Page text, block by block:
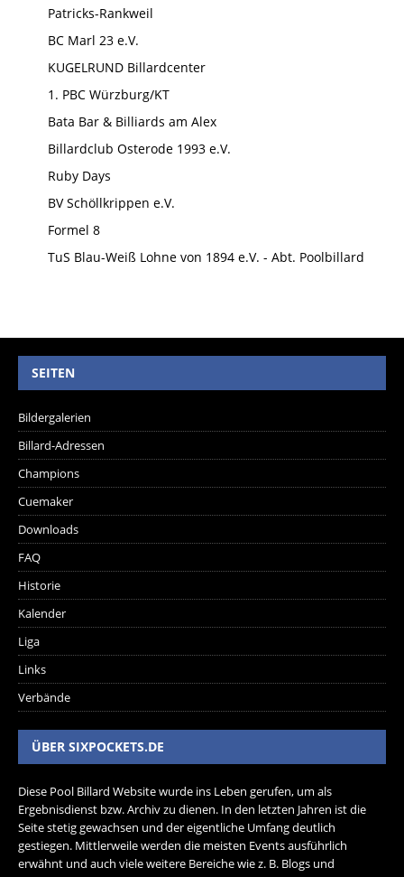
Patricks-Rankweil
BC Marl 23 e.V.
KUGELRUND Billardcenter
1. PBC Würzburg/KT
Bata Bar & Billiards am Alex
Billardclub Osterode 1993 e.V.
Ruby Days
BV Schöllkrippen e.V.
Formel 8
TuS Blau-Weiß Lohne von 1894 e.V. - Abt. Poolbillard
SEITEN
Bildergalerien
Billard-Adressen
Champions
Cuemaker
Downloads
FAQ
Historie
Kalender
Liga
Links
Verbände
ÜBER SIXPOCKETS.DE
Diese Pool Billard Website wurde ins Leben gerufen, um als
Ergebnisdienst bzw. Archiv zu dienen. In den letzten Jahren ist die
Seite stetig gewachsen und der eigentliche Umfang deutlich
gestiegen. Mittlerweile werden die meisten Events ausführlich
erwähnt und auch viele weitere Bereiche wie z. B. Blogs und